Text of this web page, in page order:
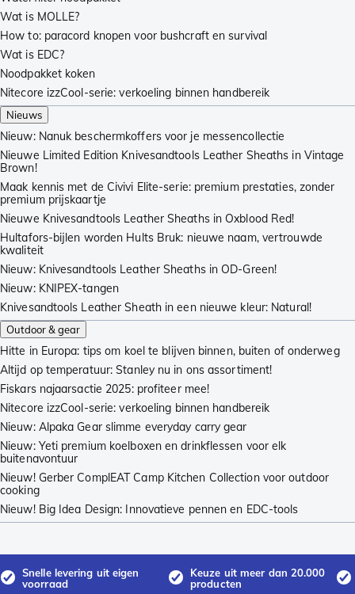
Wat is MOLLE?
How to: paracord knopen voor bushcraft en survival
Wat is EDC?
Noodpakket koken
Nitecore izzCool-serie: verkoeling binnen handbereik
Nieuws
Nieuw: Nanuk beschermkoffers voor je messencollectie
Nieuwe Limited Edition Knivesandtools Leather Sheaths in Vintage
Brown!
Maak kennis met de Civivi Elite-serie: premium prestaties, zonder
premium prijskaartje
Nieuwe Knivesandtools Leather Sheaths in Oxblood Red!
Hultafors-bijlen worden Hults Bruk: nieuwe naam, vertrouwde
kwaliteit
Nieuw: Knivesandtools Leather Sheaths in OD-Green!
Nieuw: KNIPEX-tangen
Knivesandtools Leather Sheath in een nieuwe kleur: Natural!
Outdoor & gear
Hitte in Europa: tips om koel te blijven binnen, buiten of onderweg
Altijd op temperatuur: Stanley nu in ons assortiment!
Fiskars najaarsactie 2025: profiteer mee!
Nitecore izzCool-serie: verkoeling binnen handbereik
Nieuw: Alpaka Gear slimme everyday carry gear
Nieuw: Yeti premium koelboxen en drinkflessen voor elk
buitenavontuur
Nieuw! Gerber ComplEAT Camp Kitchen Collection voor outdoor
cooking
Nieuw! Big Idea Design: Innovatieve pennen en EDC-tools
Snelle levering uit eigen
voorraad
Keuze uit meer dan 20.000
producten